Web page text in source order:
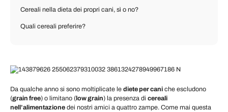
Cereali nella dieta dei propri cani, sì o no?
Quali cereali preferire?
Da qualche anno si sono moltiplicate le diete per cani che escludono
(grain free) o limitano (low grain) la presenza di cereali
nell’alimentazione dei nostri amici a quattro zampe. Come mai questa